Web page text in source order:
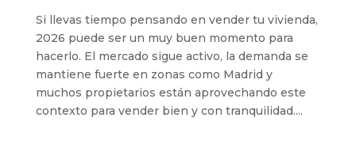
Si llevas tiempo pensando en vender tu vivienda,
2026 puede ser un muy buen momento para
hacerlo. El mercado sigue activo, la demanda se
mantiene fuerte en zonas como Madrid y
muchos propietarios están aprovechando este
contexto para vender bien y con tranquilidad....